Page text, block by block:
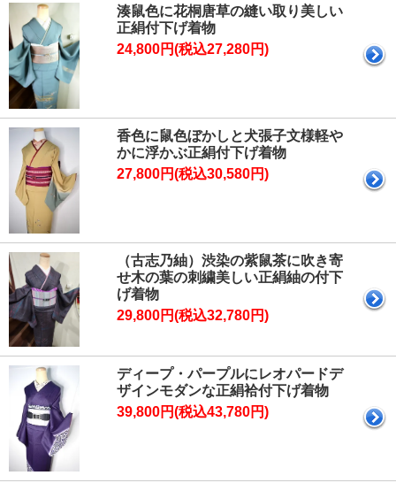
湊鼠色に花桐唐草の縫い取り美しい
正絹付下げ着物
24,800円(税込27,280円)
香色に鼠色ぼかしと犬張子文様軽や
かに浮かぶ正絹付下げ着物
27,800円(税込30,580円)
（古志乃紬）渋染の紫鼠茶に吹き寄
せ木の葉の刺繍美しい正絹紬の付下
げ着物
29,800円(税込32,780円)
ディープ・パープルにレオパードデ
ザインモダンな正絹袷付下げ着物
39,800円(税込43,780円)